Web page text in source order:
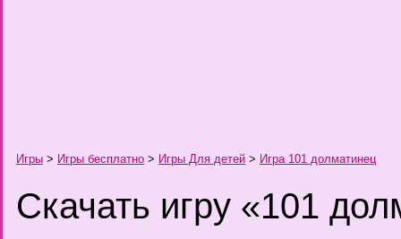
Игры > Игры бесплатно > Игры Для детей > Игра 101 долматинец
Скачать игру «101